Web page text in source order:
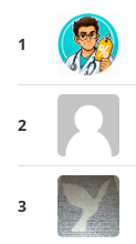
1
2
3